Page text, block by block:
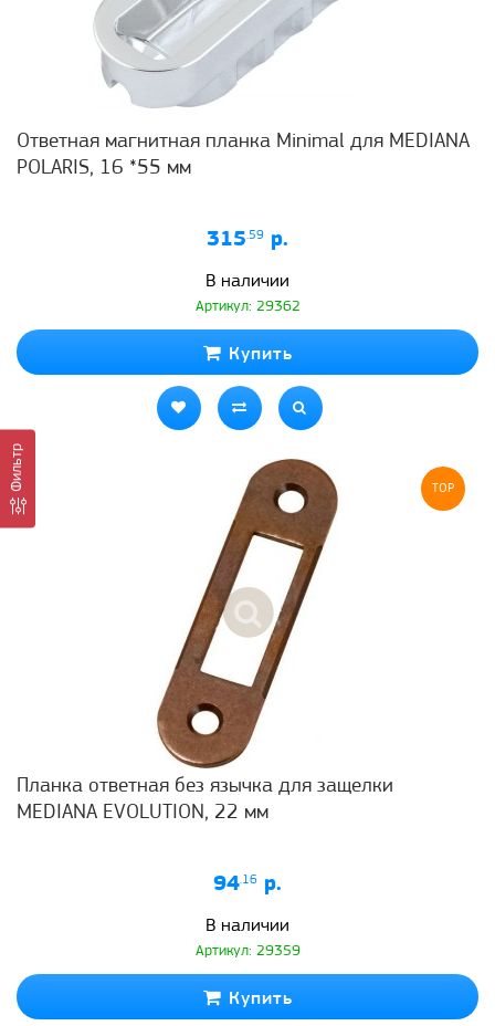
Фильтр
Ответная магнитная планка Minimal для MEDIANA
POLARIS, 16 *55 мм
315.59 р.
В наличии
Артикул: 29362
Купить
TOP
Планка ответная без язычка для защелки
MEDIANA EVOLUTION, 22 мм
94.16 р.
В наличии
Артикул: 29359
Купить